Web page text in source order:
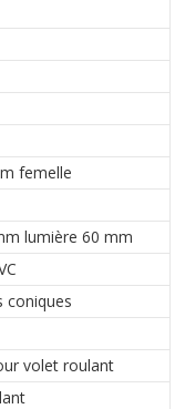
femelle
lumière 60 mm
coniques
volet roulant